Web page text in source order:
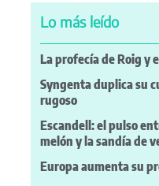
Lo más leído
La profecía de Roig y
Syngenta duplica su
rugoso
Escandell: el pulso
melón y la sandía de
Europa aumenta su